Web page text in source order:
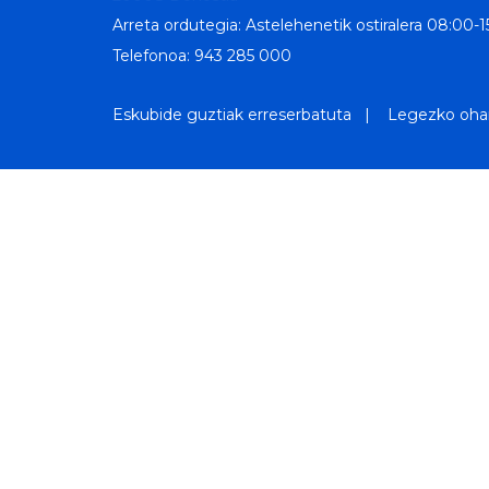
Arreta ordutegia: Astelehenetik ostiralera 08:00-
Telefonoa: 943 285 000
Eskubide guztiak erreserbatuta | Legezko